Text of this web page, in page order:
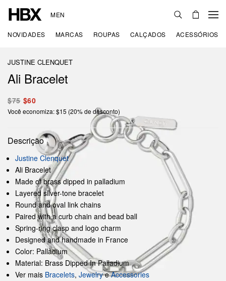
MEN
NOVIDADES MARCAS ROUPAS CALÇADOS ACESSÓRIOS
JUSTINE CLENQUET
Ali Bracelet
$75 $60
Você economiza: $15 (20% de desconto)
Descrição
Justine Clenquet
Ali Bracelet
Made of brass dipped in palladium
Layered silver-tone bracelet
Round and oval link chains
Paired with a curb chain and bead ball
Spring-ring clasp and logo charm
Designed and handmade in France
Color: Palladium
Material: Brass Dipped In Palladium
Ver mais Bracelets, JewelryeAccessories